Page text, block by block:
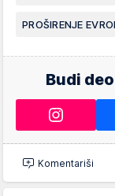
PROŠIRENJE
Budi
Komentariši